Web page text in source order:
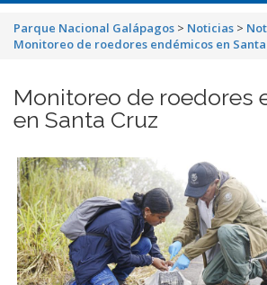
Parque Nacional Galápagos > Noticias >
Monitoreo de roedores endémicos en Santa
Monitoreo de roedores
en Santa Cruz